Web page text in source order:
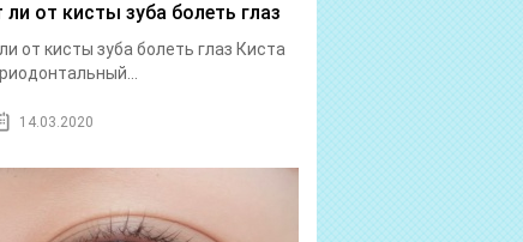
от кисты зуба болеть глаз
от кисты зуба болеть глаз Киста
14.03.2020